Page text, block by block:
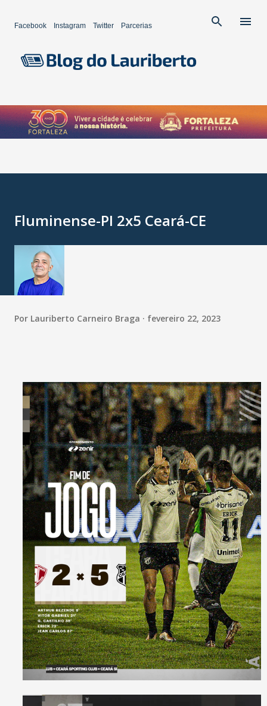
Facebook Instagram Twitter Parcerias
Fluminense-PI 2x5 Ceará-CE
Por Lauriberto Carneiro Braga fevereiro 22, 2023